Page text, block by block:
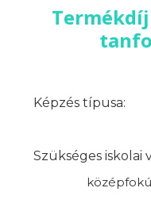
Képzés típusa:
Szükséges iskolai